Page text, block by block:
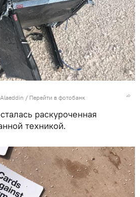
/ Перейти в фотобанк
раскуроченная
техникой.